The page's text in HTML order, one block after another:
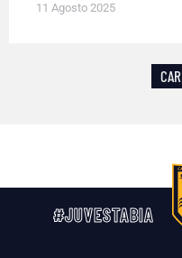
11 Agosto 2025
#JUVESTABIA